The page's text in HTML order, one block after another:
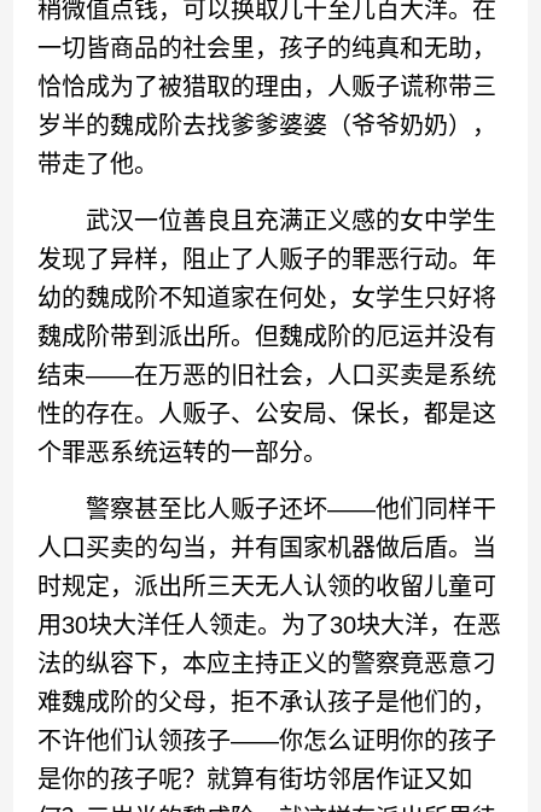
稍微值点钱，可以换取几十至几百大洋。在
一切皆商品的社会里，孩子的纯真和无助，
恰恰成为了被猎取的理由，人贩子谎称带三
岁半的魏成阶去找爹爹婆婆（爷爷奶奶），
带走了他。
武汉一位善良且充满正义感的女中学生
发现了异样，阻止了人贩子的罪恶行动。年
幼的魏成阶不知道家在何处，女学生只好将
魏成阶带到派出所。但魏成阶的厄运并没有
结束——在万恶的旧社会，人口买卖是系统
性的存在。人贩子、公安局、保长，都是这
个罪恶系统运转的一部分。
警察甚至比人贩子还坏——他们同样干
人口买卖的勾当，并有国家机器做后盾。当
时规定，派出所三天无人认领的收留儿童可
用30块大洋任人领走。为了30块大洋，在恶
法的纵容下，本应主持正义的警察竟恶意刁
难魏成阶的父母，拒不承认孩子是他们的，
不许他们认领孩子——你怎么证明你的孩子
是你的孩子呢？就算有街坊邻居作证又如